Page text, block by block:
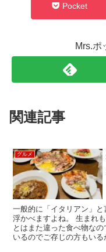
Pocket
Mrs.ポ
関連記事
グルメ
一般的に「イタリアン」
浮かべますよね。 生まれ
とはまた違った食べ物な
いるのでご存じの方もい